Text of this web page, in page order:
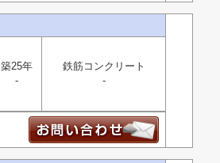
築25年
-
鉄筋コンクリート
-